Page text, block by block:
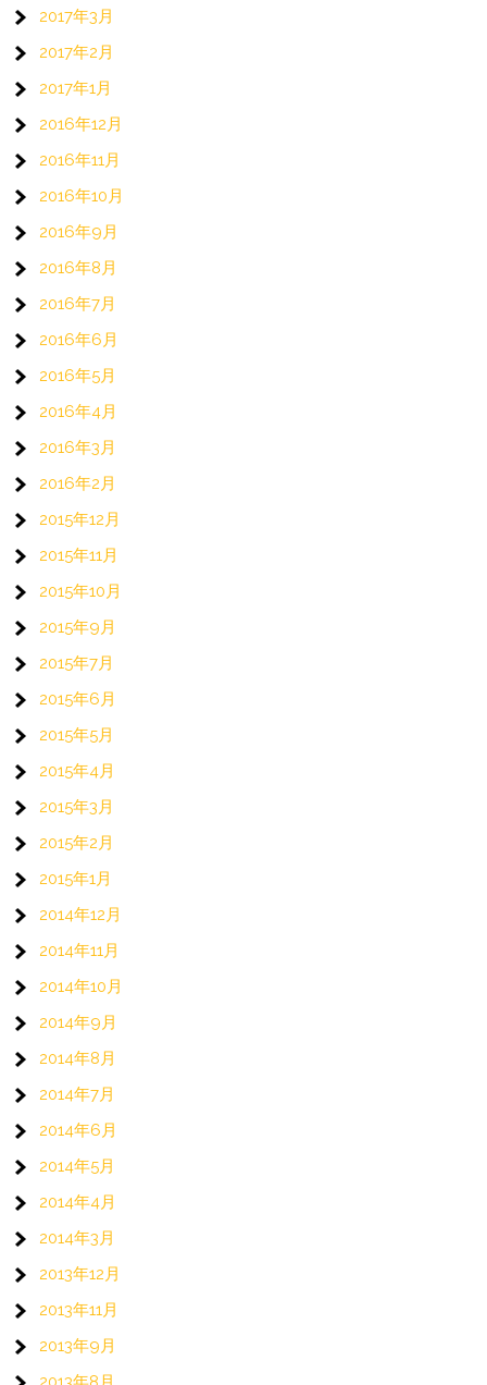
2017年3月
2017年2月
2017年1月
2016年12月
2016年11月
2016年10月
2016年9月
2016年8月
2016年7月
2016年6月
2016年5月
2016年4月
2016年3月
2016年2月
2015年12月
2015年11月
2015年10月
2015年9月
2015年7月
2015年6月
2015年5月
2015年4月
2015年3月
2015年2月
2015年1月
2014年12月
2014年11月
2014年10月
2014年9月
2014年8月
2014年7月
2014年6月
2014年5月
2014年4月
2014年3月
2013年12月
2013年11月
2013年9月